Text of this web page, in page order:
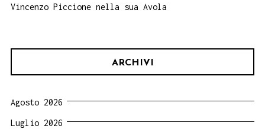
Vincenzo Piccione nella sua Avola
ARCHIVI
Agosto 2026
Luglio 2026